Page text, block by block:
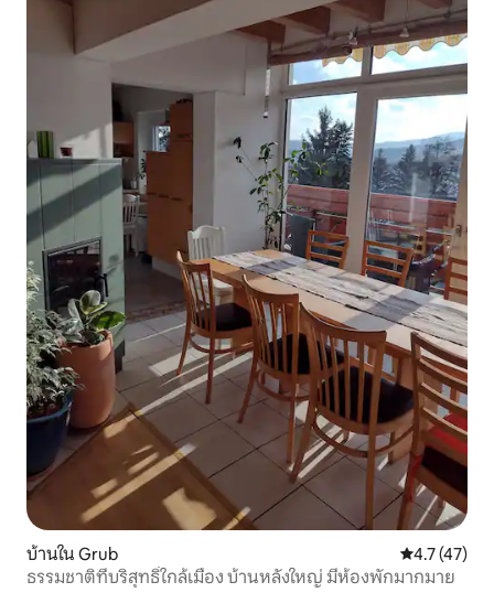
บ้านใน Grub คะแนนเฉลี่ย
4.7 (47)
ธรรมชาติที่บริสุทธิ์ใกล้เมือง บ้านหลังใหญ่ มีห้องพักมากมาย